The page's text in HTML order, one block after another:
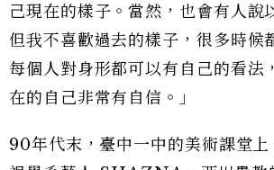
己現在的樣子。當然，也會有人說
但我不喜歡過去的樣子，很多時候
每個人對身形都可以有自己的看法
在的自己非常有自信。」
90年代末，臺中一中的美術課堂